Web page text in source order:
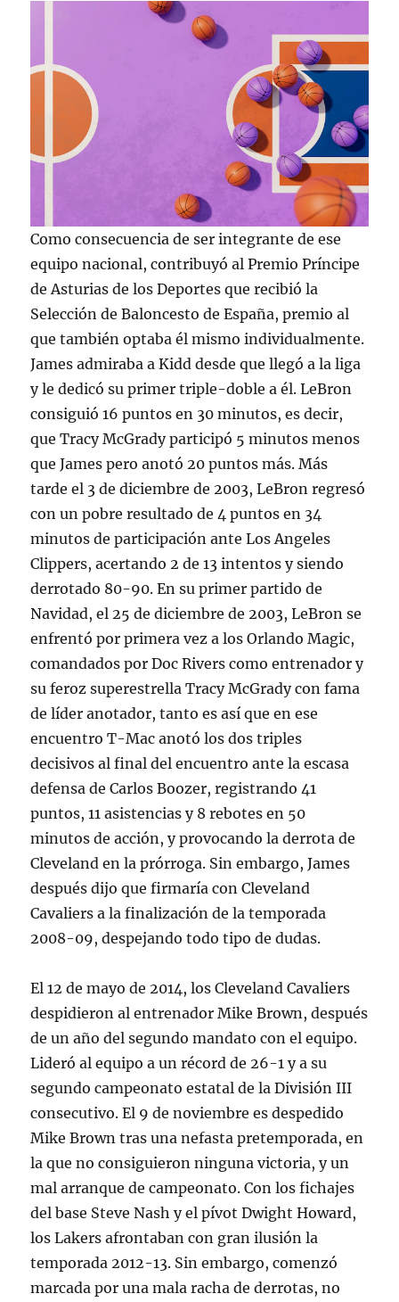
Como consecuencia de ser integrante de ese
equipo nacional, contribuyó al Premio Príncipe
de Asturias de los Deportes que recibió la
Selección de Baloncesto de España, premio al
que también optaba él mismo individualmente.
James admiraba a Kidd desde que llegó a la liga
y le dedicó su primer triple-doble a él. LeBron
consiguió 16 puntos en 30 minutos, es decir,
que Tracy McGrady participó 5 minutos menos
que James pero anotó 20 puntos más. Más
tarde el 3 de diciembre de 2003, LeBron regresó
con un pobre resultado de 4 puntos en 34
minutos de participación ante Los Angeles
Clippers, acertando 2 de 13 intentos y siendo
derrotado 80-90. En su primer partido de
Navidad, el 25 de diciembre de 2003, LeBron se
enfrentó por primera vez a los Orlando Magic,
comandados por Doc Rivers como entrenador y
su feroz superestrella Tracy McGrady con fama
de líder anotador, tanto es así que en ese
encuentro T-Mac anotó los dos triples
decisivos al final del encuentro ante la escasa
defensa de Carlos Boozer, registrando 41
puntos, 11 asistencias y 8 rebotes en 50
minutos de acción, y provocando la derrota de
Cleveland en la prórroga. Sin embargo, James
después dijo que firmaría con Cleveland
Cavaliers a la finalización de la temporada
2008-09, despejando todo tipo de dudas.
El 12 de mayo de 2014, los Cleveland Cavaliers
despidieron al entrenador Mike Brown, después
de un año del segundo mandato con el equipo.
Lideró al equipo a un récord de 26-1 y a su
segundo campeonato estatal de la División III
consecutivo. El 9 de noviembre es despedido
Mike Brown tras una nefasta pretemporada, en
la que no consiguieron ninguna victoria, y un
mal arranque de campeonato. Con los fichajes
del base Steve Nash y el pívot Dwight Howard,
los Lakers afrontaban con gran ilusión la
temporada 2012-13. Sin embargo, comenzó
marcada por una mala racha de derrotas, no